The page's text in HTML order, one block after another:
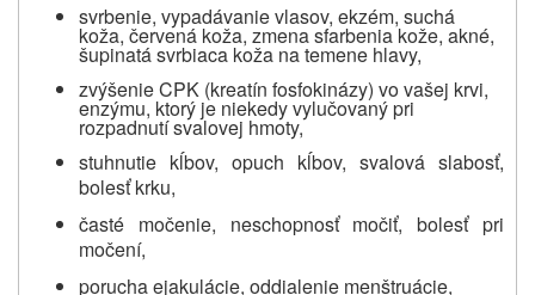
svrbenie, vypadávanie vlasov, ekzém, suchá
koža, červená koža, zmena sfarbenia kože, akné,
šupinatá svrbiaca koža na temene hlavy,
zvýšenie CPK (kreatín fosfokinázy) vo vašej krvi,
enzýmu, ktorý je niekedy vylučovaný pri
rozpadnutí svalovej hmoty,
stuhnutie kĺbov, opuch kĺbov, svalová slabosť,
bolesť krku,
časté močenie, neschopnosť močiť, bolesť pri
močení,
porucha ejakulácie, oddialenie menštruácie,